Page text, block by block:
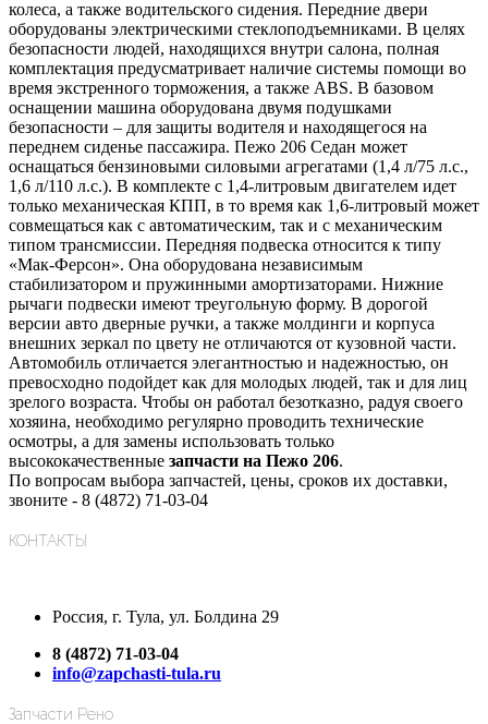
колеса, а также водительского сидения. Передние двери
оборудованы электрическими стеклоподъемниками. В целях
безопасности людей, находящихся внутри салона, полная
комплектация предусматривает наличие системы помощи во
время экстренного торможения, а также ABS. В базовом
оснащении машина оборудована двумя подушками
безопасности – для защиты водителя и находящегося на
переднем сиденье пассажира. Пежо 206 Седан может
оснащаться бензиновыми силовыми агрегатами (1,4 л/75 л.с.,
1,6 л/110 л.с.). В комплекте с 1,4-литровым двигателем идет
только механическая КПП, в то время как 1,6-литровый может
совмещаться как с автоматическим, так и с механическим
типом трансмиссии. Передняя подвеска относится к типу
«Мак-Ферсон». Она оборудована независимым
стабилизатором и пружинными амортизаторами. Нижние
рычаги подвески имеют треугольную форму. В дорогой
версии авто дверные ручки, а также молдинги и корпуса
внешних зеркал по цвету не отличаются от кузовной части.
Автомобиль отличается элегантностью и надежностью, он
превосходно подойдет как для молодых людей, так и для лиц
зрелого возраста. Чтобы он работал безотказно, радуя своего
хозяина, необходимо регулярно проводить технические
осмотры, а для замены использовать только
высококачественные запчасти на Пежо 206.
По вопросам выбора запчастей, цены, сроков их доставки,
звоните - 8 (4872) 71-03-04
КОНТАКТЫ
Россия, г. Тула, ул. Болдина 29
8 (4872) 71-03-04
info@zapchasti-tula.ru
Запчасти Рено